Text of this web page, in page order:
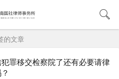
的文章
罪移交检察院了还有必要请律